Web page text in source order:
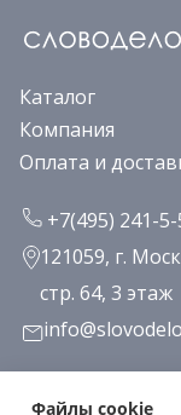
Каталог
Компания
Оплата и
+7(495) 241-
121059, г.
стр. 64, 3 этаж
Файлы cookie